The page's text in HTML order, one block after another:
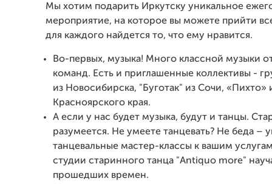
Мы хотим подарить Иркутску уникальное
мероприятие, на которое вы можете прийти
для каждого найдется то, что ему нравится.
Во-первых, музыка! Много классной музыки
команд. Есть и приглашенные коллективы -
из Новосибирска, "Буготак" из Сочи, «Пихто»
Красноярского края.
А если у нас будет музыка, будут и танцы.
разумеется. Не умеете танцевать? Не беда –
танцевальные мастер-классы к вашим
студии старинного танца "Antiquo more"
прошедших времен.